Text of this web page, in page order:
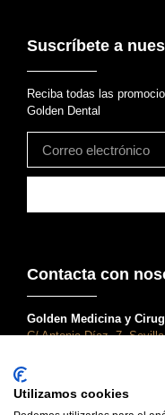
Suscríbete a
Reciba todas las
Golden Dental
Contacta con
Golden Medicina y
C/ Antonia Díaz, 7,
Golden Dental
Utilizamos cookies